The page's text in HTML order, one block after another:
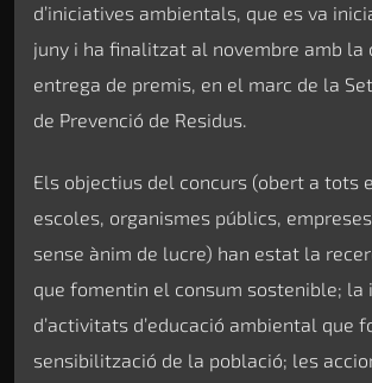
d’iniciatives ambientals, que es va
juny i ha finalitzat al novembre amb la
entrega de premis, en el marc de la
de Prevenció de Residus.
Els objectius del concurs (obert a tots
escoles, organismes públics,
sense ànim de lucre) han estat la
que fomentin el consum sostenible; la
d’activitats d’educació ambiental que
sensibilització de la població; les